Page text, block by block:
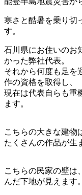
寒さと酷暑を乗り切
す。
石川県にお住いのお
かった弊社代表。
それから何度も足を
作の資格を取得し、
現在は代表自らも重
ます。
こちらの大きな建物
たくさんの作品が生
こちらの民家の壁は
んだ下地が見えます。